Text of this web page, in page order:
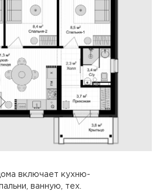
включает кухню-
ванную, тех.